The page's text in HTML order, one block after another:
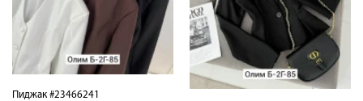
Пиджак #23466241